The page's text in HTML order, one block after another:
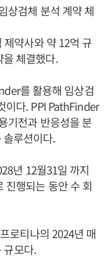
상검체 분석 계약 체
약사와 약 12억 규
체결했다.
를 활용해 임상검
이다. PPI PathFinder
기전과 반응성을 분
루션이다.
년 12월31일 까지
진행되는 동안 수 회
로티나의 2024년 매
규모다.